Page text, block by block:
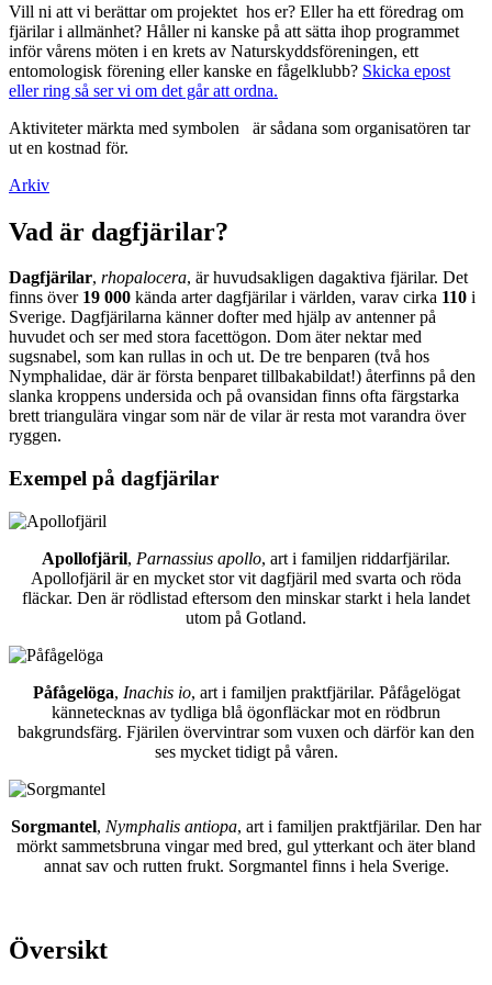
Vill ni att vi berättar om projektet hos er? Eller ha ett föredrag om
fjärilar i allmänhet? Håller ni kanske på att sätta ihop programmet
inför vårens möten i en krets av Naturskyddsföreningen, ett
entomologisk förening eller kanske en fågelklubb? Skicka epost
eller ring så ser vi om det går att ordna.
Aktiviteter märkta med symbolen
är sådana som organisatören tar
ut en kostnad för.
Arkiv
Vad är dagfjärilar?
Dagfjärilar, rhopalocera, är huvudsakligen dagaktiva fjärilar. Det
finns över 19 000 kända arter dagfjärilar i världen, varav cirka 110 i
Sverige. Dagfjärilarna känner dofter med hjälp av antenner på
huvudet och ser med stora facettögon. Dom äter nektar med
sugsnabel, som kan rullas in och ut. De tre benparen (två hos
Nymphalidae, där är första benparet tillbakabildat!) återfinns på den
slanka kroppens undersida och på ovansidan finns ofta färgstarka
brett triangulära vingar som när de vilar är resta mot varandra över
ryggen.
Exempel på dagfjärilar
Apollofjäril, Parnassius apollo, art i familjen riddarfjärilar.
Apollofjäril är en mycket stor vit dagfjäril med svarta och röda
fläckar. Den är rödlistad eftersom den minskar starkt i hela landet
utom på Gotland.
Påfågelöga, Inachis io, art i familjen praktfjärilar. Påfågelögat
kännetecknas av tydliga blå ögonfläckar mot en rödbrun
bakgrundsfärg. Fjärilen övervintrar som vuxen och därför kan den
ses mycket tidigt på våren.
Sorgmantel, Nymphalis antiopa, art i familjen praktfjärilar. Den har
mörkt sammetsbruna vingar med bred, gul ytterkant och äter bland
annat sav och rutten frukt. Sorgmantel finns i hela Sverige.
Översikt